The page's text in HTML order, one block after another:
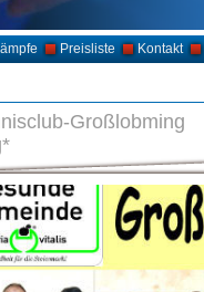
Preisliste Kontakt
Großlobming